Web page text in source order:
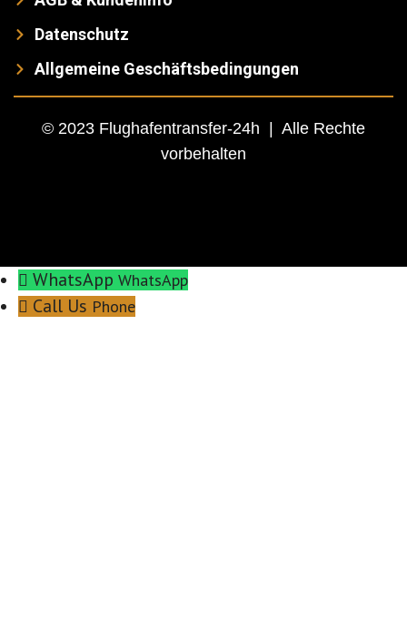
Datenschutz
Allgemeine Geschäftsbedingungen
© 2023 Flughafentransfer-24h | Alle Rechte
vorbehalten
WhatsApp WhatsApp
Call Us Phone